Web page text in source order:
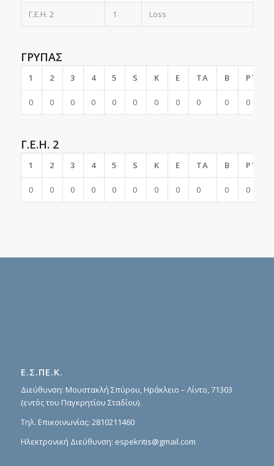
Γ.Ε.Η. 2 1 Loss
ΓΡΥΠΑΣ
1 2 3 4 5 S K E TA B PTS
0 0 0 0 0 0 0 0 0 0 0
Γ.Ε.Η. 2
1 2 3 4 5 S K E TA B PTS
0 0 0 0 0 0 0 0 0 0 0
Ε.Σ.ΠΕ.Κ.
Διεύθυνση: Μουστακλή Σπύρου, Ηράκλειο – Λίντο, 71303
(εντός του Παγκρητίου Σταδίου).
Τηλ. Επικοινωνίας: 2810211460
Ηλεκτρονική Διεύθυνση: espekritis@gmail.com